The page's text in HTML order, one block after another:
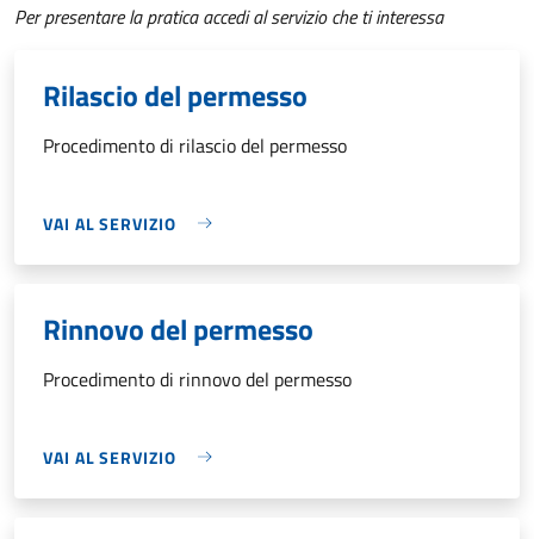
Per presentare la pratica accedi al servizio che ti interessa
Rilascio del permesso
Procedimento di rilascio del permesso
VAI AL SERVIZIO
Rinnovo del permesso
Procedimento di rinnovo del permesso
VAI AL SERVIZIO